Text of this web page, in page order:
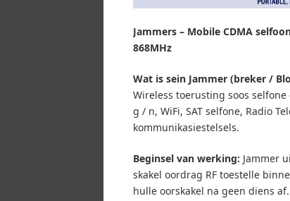
Jammers – Mobile CDMA
868MHz
Wat is sein Jammer (breker /
Wireless toerusting soos selfone
g / n, WiFi, SAT selfone, Radio
kommunikasiestelsels.
Beginsel van werking: Jammer
skakel oordrag RF toestelle
hulle oorskakel na geen diens af.